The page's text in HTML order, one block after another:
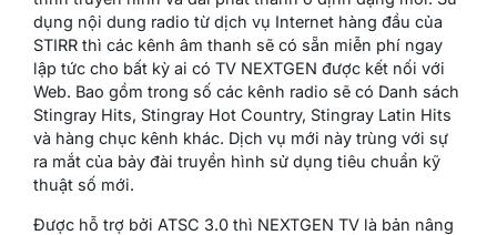
dụng nội dung radio từ dịch vụ Internet hàng đầu của
STIRR thì các kênh âm thanh sẽ có sẵn miễn phí ngay
lập tức cho bất kỳ ai có TV NEXTGEN được kết nối với
Web. Bao gồm trong số các kênh radio sẽ có Danh sách
Stingray Hits, Stingray Hot Country, Stingray Latin Hits
và hàng chục kênh khác. Dịch vụ mới này trùng với sự
ra mắt của bảy đài truyền hình sử dụng tiêu chuẩn kỹ
thuật số mới.
Được hỗ trợ bởi ATSC 3.0 thì NEXTGEN TV là bản nâng